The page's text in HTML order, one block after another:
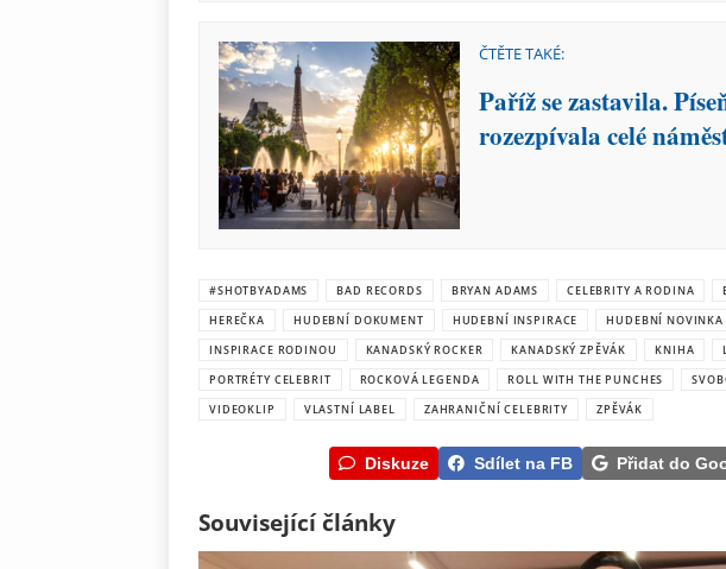
ČTĚTE TAKÉ:
Paříž se zastavila.
rozezpívala celé
#SHOTBYADAMS BAD RECORDS BRYAN ADAMS CELEBRITY A RODINA
HEREČKA
HUDEBNÍ DOKUMENT HUDEBNÍ INSPIRACE HUDEBNÍ NOVINKA
INSPIRACE RODINOU
KANADSKÝ ROCKER KANADSKÝ ZPĚVÁK KNIHA
PORTRÉTY CELEBRIT
ROCKOVÁ LEGENDA ROLL WITH THE PUNCHES
VIDEOKLIP
VLASTNÍ LABEL ZAHRANIČNÍ CELEBRITY ZPĚVÁK
Diskuze Sdílet na FB Přidat do
Související články